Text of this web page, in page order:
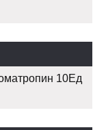
10Ед